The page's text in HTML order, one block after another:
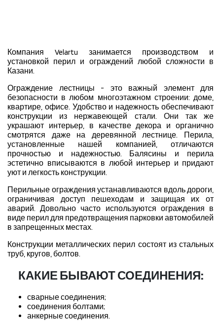
Компания Velartu занимается производством и
установкой перил и ограждений любой сложности в
Казани.
Ограждение лестницы - это важный элемент для
безопасности в любом многоэтажном строении: доме,
квартире, офисе. Удобство и надежность обеспечивают
конструкции из нержавеющей стали. Они так же
украшают интерьер, в качестве декора и органично
смотрятся даже на деревянной лестнице. Перила,
установленные нашей компанией, отличаются
прочностью и надежностью. Балясины и перила
эстетично вписываются в любой интерьер и придают
уют и легкость конструкции.
Перильные ограждения устанавливаются вдоль дороги,
ограничивая доступ пешеходам и защищая их от
аварий. Довольно часто используются ограждения в
виде перил для предотвращения парковки автомобилей
в запрещенных местах.
Конструкции металлических перил состоят из стальных
труб, кругов, болтов.
КАКИЕ БЫВАЮТ СОЕДИНЕНИЯ:
сварные соединения;
соединения болтами;
анкерные соединения.